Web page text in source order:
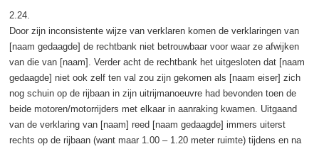
2.24.
Door zijn inconsistente wijze van verklaren komen de verklaringen van
[naam gedaagde] de rechtbank niet betrouwbaar voor waar ze afwijken
van die van [naam]. Verder acht de rechtbank het uitgesloten dat [naam
gedaagde] niet ook zelf ten val zou zijn gekomen als [naam eiser] zich
nog schuin op de rijbaan in zijn uitrijmanoeuvre had bevonden toen de
beide motoren/motorrijders met elkaar in aanraking kwamen. Uitgaand
van de verklaring van [naam] reed [naam gedaagde] immers uiterst
rechts op de rijbaan (want maar 1.00 – 1.20 meter ruimte) tijdens en na